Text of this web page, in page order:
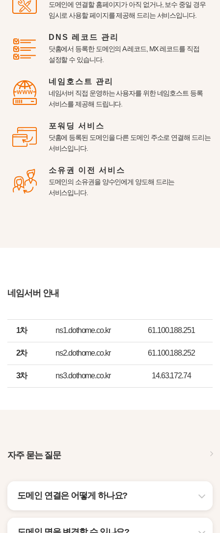
도메인에 연결할 홈페이지가 아직 없거나, 보수 중일 경우
임시로 사용할 페이지를 제공해 드리는 서비스입니다.
DNS 레코드 관리
닷홈에서 등록한 도메인의 A 레코드, MX 레코드를 직접
설정할 수 있습니다.
네임호스트 관리
네임서버 직접 운영하는 사용자를 위한 네임호스트 등록
서비스를 제공해 드립니다.
포워딩 서비스
닷홈에 등록된 도메인을 다른 도메인 주소로 연결해 드리는
서비스입니다.
소유권 이전 서비스
도메인의 소유권을 양수인에게 양도해 드리는
서비스입니다.
네임서버 안내
1차 ns1.dothome.co.kr 61.100.188.251
2차 ns2.dothome.co.kr 61.100.188.252
3차 ns3.dothome.co.kr 14.63.172.74
자주 묻는 질문
도메인 연결은 어떻게 하나요?